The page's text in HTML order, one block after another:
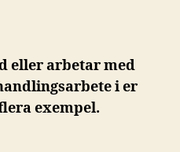
eller arbetar med
i er
exempel.